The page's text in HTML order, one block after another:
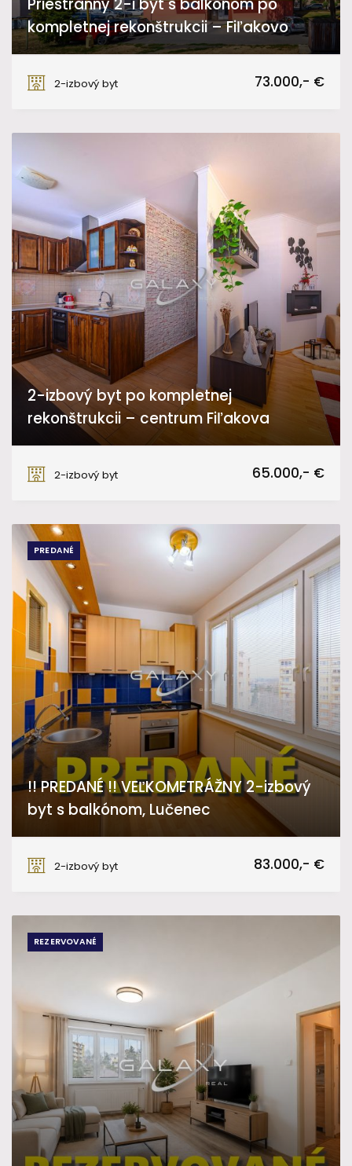
kompletnej rekonštrukcii – Fiľakovo
2-izbový byt
73.000,- €
2-izbový byt po kompletnej
rekonštrukcii – centrum Fiľakova
2-izbový byt
65.000,- €
PREDANÉ
!! PREDANÉ !! VEĽKOMETRÁŽNY 2-izbový
byt s balkónom, Lučenec
2-izbový byt
83.000,- €
REZERVOVANÉ